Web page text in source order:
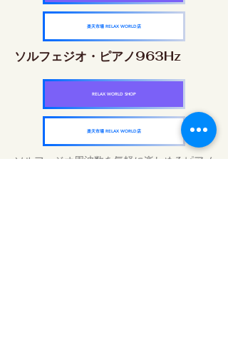
楽天市場 RELAX WORLD店
ソルフェジオ・ピアノ963Hz
RELAX WORLD SHOP
楽天市場 RELAX WORLD店
ソルフェジオ周波数を気軽に楽しめるピアノ